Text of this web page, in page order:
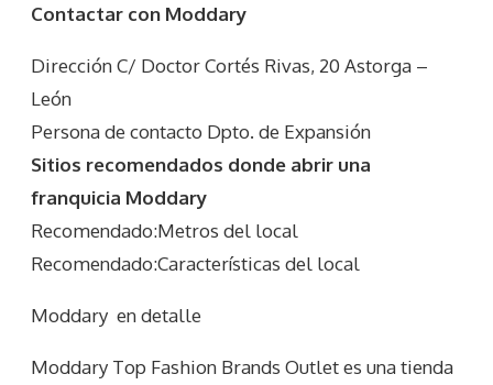
Contactar con Moddary
Dirección C/ Doctor Cortés Rivas, 20 Astorga –
León
Persona de contacto Dpto. de Expansión
Sitios recomendados donde abrir una
franquicia Moddary
Recomendado:Metros del local
Recomendado:Características del local
Moddary en detalle
Moddary Top Fashion Brands Outlet es una tienda